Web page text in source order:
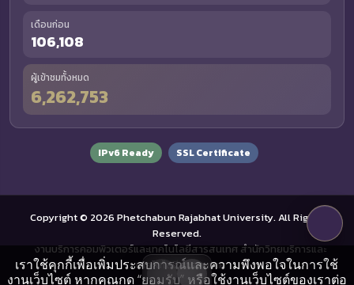
เดือนก่อน
106,108
ผู้เข้าชมทั้งหมด
6,262,753
IPv6 Ready SSL Certificate
Copyright © 2026 Phetchabun Rajabhat University. All Rights
Reserved.
งานบริการคอมพิวเตอร์และเทคโนโลยีสารสนเทศ สำนักวิทยบริการและ
เทคโนโลยีสารสนเทศ
เราใช้คุกกี้เพื่อเพิ่มประสบการณ์และความพึงพอใจในการใช้
งานเว็บไซต์ หากคุณกด “ยอมรับ” หรือใช้งานเว็บไซต์ของเราต่อ